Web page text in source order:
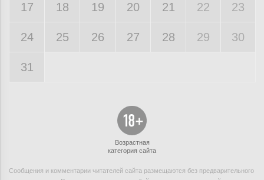
17 18 19 20 21 22 23
24 25 26 27 28 29 30
31
Возрастная
категория сайта
Сообщения и комментарии читателей сайта размещаются без предварительного